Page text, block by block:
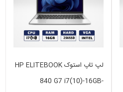
لپ تاپ استوک HP ELITEBOOK
840 G7 i7(10)-16GB-